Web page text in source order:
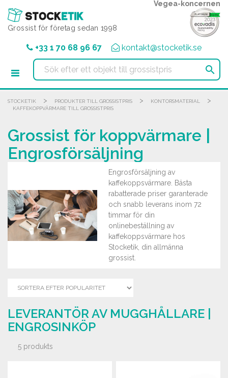
Grossist för företag sedan 1998
Vegea-koncernen
+33 1 70 68 96 67 kontakt@stocketik.se

STOCKETIK > PRODUKTER TILL GROSSISTPRIS > KONTORSMATERIAL >
KAFFEKOPPVÄRMARE TILL GROSSISTPRIS
Grossist för koppvärmare |
Engrosförsäljning
Engrosförsäljning av
kaffekoppsvärmare. Bästa
rabatterade priser garanterade
och snabb leverans inom 72
timmar för din
onlinebeställning av
kaffekoppsvärmare hos
Stocketik, din allmänna
grossist.
LEVERANTÖR AV MUGGHÅLLARE |
ENGROSINKÖP
5 produkts